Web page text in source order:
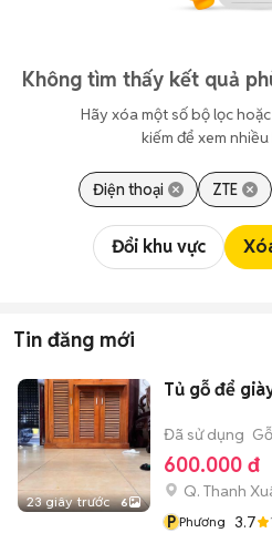
Không tìm thấy kết quả
Hãy xóa một số bộ lọc
kiếm để xem
Điện thoại ZTE
Đổi khu vực
Tin đăng mới
23 giây trước 6
Tủ gỗ để
Đã sử dụng Gỗ
600.000 đ
Q. Thanh
P Phương 3.7